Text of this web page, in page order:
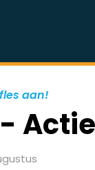
aan!
Actie